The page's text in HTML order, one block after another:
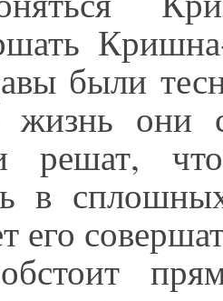
были
они
решат, что
в
его